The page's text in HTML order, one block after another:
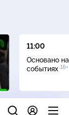
11:00
Основано
событиях 16+